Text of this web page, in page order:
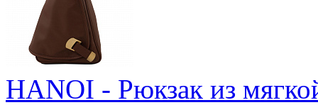
HANOI - Рюкзак из